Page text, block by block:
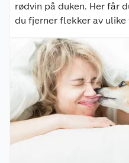
rødvin på duken. Her får
du fjerner flekker av ulike